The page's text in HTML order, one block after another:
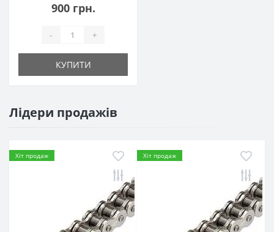
900 грн.
- +
КУПИТИ
Лідери продажів
Хіт продаж Хіт продаж